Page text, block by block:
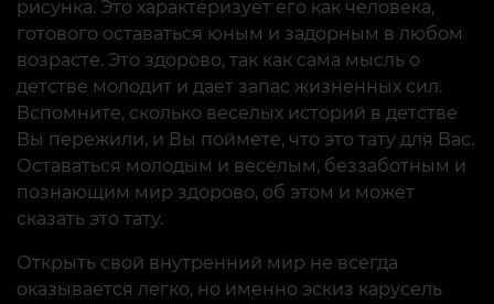
рисунка. Это характеризует его как человека,
готового оставаться юным и задорным в любом
возрасте. Это здорово, так как сама мысль о
детстве молодит и дает запас жизненных сил.
Вспомните, сколько веселых историй в детстве
Вы пережили, и Вы поймете, что это тату для Вас.
Оставаться молодым и веселым, беззаботным и
познающим мир здорово, об этом и может
сказать это тату.
Открыть свой внутренний мир не всегда
оказывается легко, но именно эскиз карусель